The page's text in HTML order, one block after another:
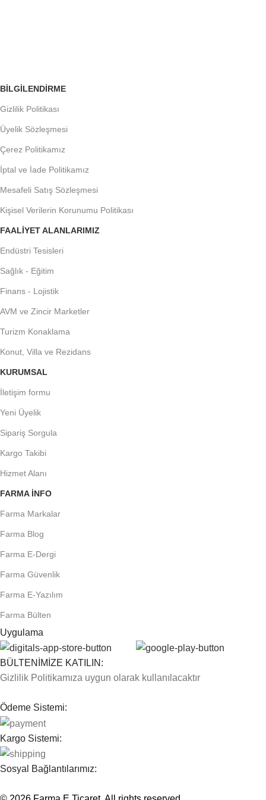
BILGILENDIRME
Gizlilik Politikası
Üyelik Sözleşmesi
Çerez Politikamız
İptal ve İade Politikamız
Mesafeli Satış Sözleşmesi
Kişisel Verilerin Korunumu Politikası
FAALIYET ALANLARIMIZ
Endüstri Tesisleri
Sağlık - Eğitim
Finans - Lojistik
AVM ve Zincir Marketler
Turizm Konaklama
Konut, Villa ve Rezidans
KURUMSAL
İletişim formu
Yeni Üyelik
Sipariş Sorgula
Kargo Takibi
Hizmet Alanı
FARMA INFO
Farma Markalar
Farma Blog
Farma E-Dergi
Farma Güvenlik
Farma E-Yazılım
Farma Bülten
Uygulama
BÜLTENİMİZE KATILIN:
Gizlilik Politikamıza uygun olarak kullanılacaktır
Ödeme Sistemi:
Kargo Sistemi:
Sosyal Bağlantılarımız: